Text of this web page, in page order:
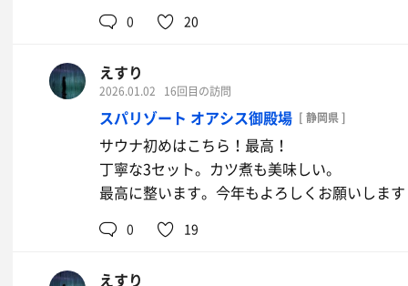
0 20
えすり
2026.01.02 16回目の訪問
スパリゾート オアシス御殿場 [ 静岡県 ]
サウナ初めはこちら！最高！
丁寧な3セット。カツ煮も美味しい。
最高に整います。今年もよろしくお願いしま
0 19
えすり